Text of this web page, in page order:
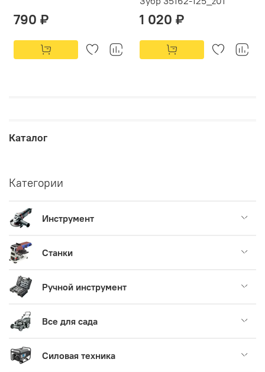
790 ₽ 1 020 ₽
Каталог
Категории
Инструмент
Станки
Ручной инструмент
Все для сада
Силовая техника